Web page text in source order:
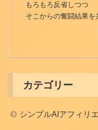
もろもろ反省しつつ
そこからの奮闘結果を
カテゴリー
シンプルAIアフィリ